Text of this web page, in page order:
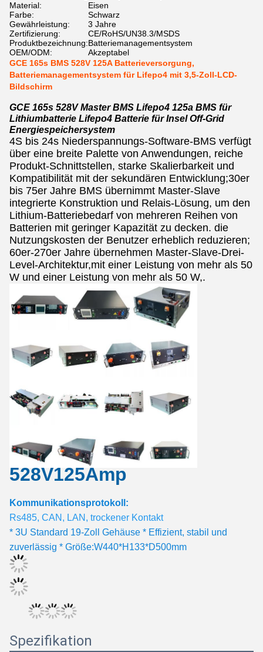
Material:
Eisen
Farbe:
Schwarz
Gewährleistung:
3 Jahre
Zertifizierung:
CE/RoHS/UN38.3/MSDS
Produktbezeichnung:Batteriemanagementsystem
OEM/ODM:
Akzeptabel
GCE 165s BMS 528V 125A Batterieversorgung,
Batteriemanagementsystem für Lifepo4 mit 3,5-Zoll-LCD-
Bildschirm
GCE 165s 528V Master BMS Lifepo4 125a BMS für
Lithiumbatterie Lifepo4 Batterie für Insel Off-Grid
Energiespeichersystem
4S bis 24s Niederspannungs-Software-BMS verfügt
über eine breite Palette von Anwendungen, reiche
Produkt-Schnittstellen, starke Skalierbarkeit und
Kompatibilität mit der sekundären Entwicklung;30er
bis 75er Jahre BMS übernimmt Master-Slave
integrierte Konstruktion und Relais-Lösung, um den
Lithium-Batteriebedarf von mehreren Reihen von
Batterien mit geringer Kapazität zu decken. die
Nutzungskosten der Benutzer erheblich reduzieren;
60er-270er Jahre übernehmen Master-Slave-Drei-
Level-Architektur,mit einer Leistung von mehr als 50
W und einer Leistung von mehr als 50 W,.
528V125Amp
Kommunikationsprotokoll:
Rs485, CAN, LAN, trockener Kontakt
* 3U Standard 19-Zoll Gehäuse * Effizient, stabil und
zuverlässig * Größe:W440*H133*D500mm
Spezifikation